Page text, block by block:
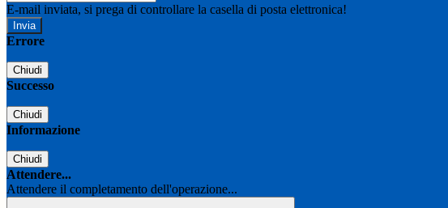
E-mail inviata, si prega di controllare la casella di posta elettronica!
Errore
Chiudi
Successo
Chiudi
Informazione
Chiudi
Attendere...
Attendere il completamento dell'operazione...